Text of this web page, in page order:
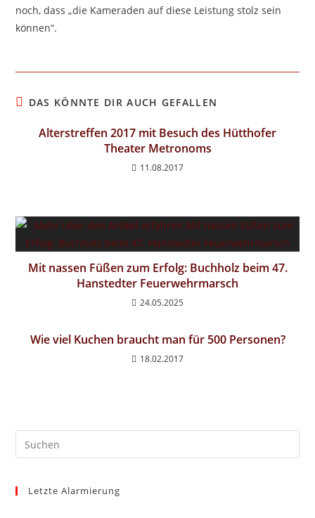
noch, dass „die Kameraden auf diese Leistung stolz sein
können“.
DAS KÖNNTE DIR AUCH GEFALLEN
Alterstreffen 2017 mit Besuch des Hütthofer
Theater Metronoms
11.08.2017
Mit nassen Füßen zum Erfolg: Buchholz beim 47.
Hanstedter Feuerwehrmarsch
24.05.2025
Wie viel Kuchen braucht man für 500 Personen?
18.02.2017
Letzte Alarmierung